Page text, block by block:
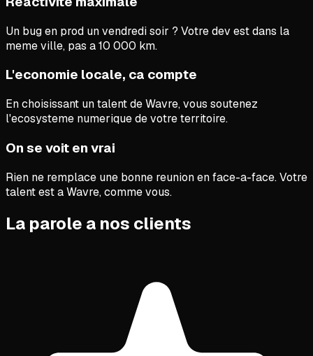
Un bug en prod un vendredi soir ? Votre dev est dans la
meme ville, pas a 10 000 km.
L'economie locale, ca compte
En choisissant un talent de Wavre, vous soutenez
l'ecosysteme numerique de votre territoire.
On se voit en vrai
Rien ne remplace une bonne reunion en face-a-face. Votre
talent est a Wavre, comme vous.
La parole a nos clients